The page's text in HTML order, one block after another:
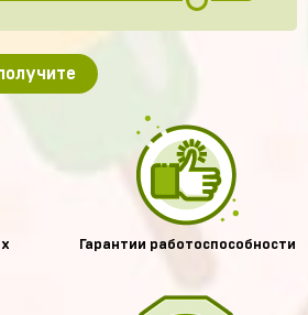
Гарантии работоспособности